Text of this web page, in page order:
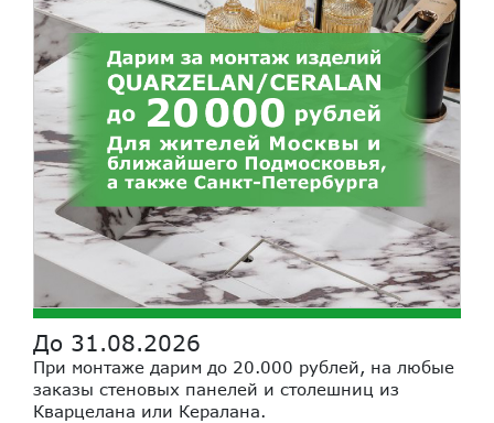
До 31.08.2026
При монтаже дарим до 20.000 рублей, на любые
заказы стеновых панелей и столешниц из
Кварцелана или Кералана.